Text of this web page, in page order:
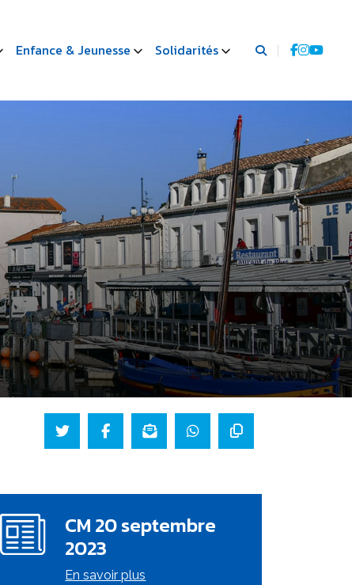
Enfance & Jeunesse Solidarités
CM 20 septembre
2023
En savoir plus